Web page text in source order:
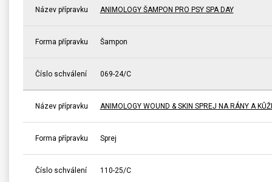
Název přípravku ANIMOLOGY ŠAMPON PRO PSY SPA DAY
Forma přípravku Šampon
Číslo schválení 069-24/C
Název přípravku ANIMOLOGY WOUND & SKIN SPREJ NA RÁNY A
Forma přípravku Sprej
Číslo schválení 110-25/C